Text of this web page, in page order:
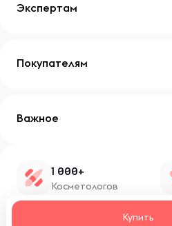
Купить
Экспертам
Покупателям
Важное
1 000+
Косметологов